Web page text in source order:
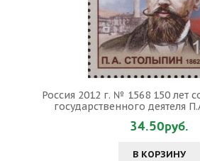
Россия 2012 г. № 1568 150 лет
государственного деятеля
34.50руб.
В КОРЗИНУ